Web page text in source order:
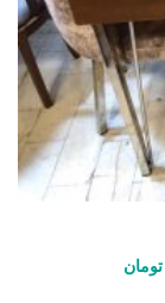
تومان